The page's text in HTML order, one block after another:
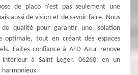
de placo n'est pas seulement une
aussi de vision et de savoir-faire. Nous
de qualité pour garantir une isolation
optimale, tout en créant des espaces
Faites confiance à AFD Azur renove
à Saint Leger, 06260, en un
harmonieux.